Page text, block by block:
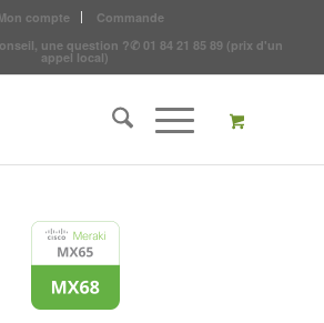
compte
Commande
une question ?✆ 01 84 21 85 89 (prix d'un
appel local)